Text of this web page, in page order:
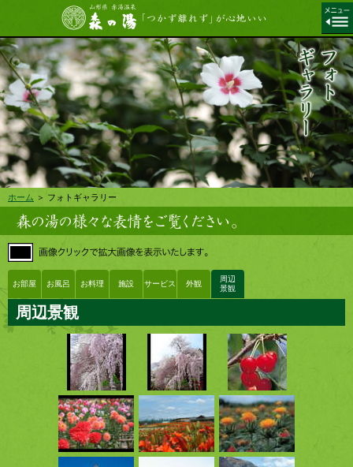
ホーム ＞ フォトギャラリー
お部屋 お風呂 お料理 施設 サービス 外観
周辺
景観
周辺景観